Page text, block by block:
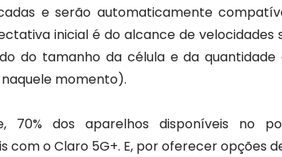
e serão automaticamente
inicial é do alcance de velocidades
do tamanho da célula e da
momento).
70% dos aparelhos disponíveis no
com o Claro 5G+. E, por oferecer opções